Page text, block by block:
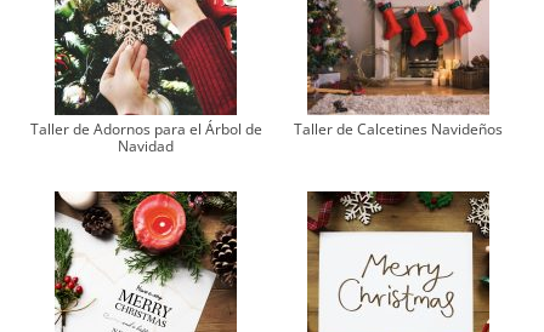
Taller de Adornos para el Árbol de
Navidad
Taller de Calcetines Navideños